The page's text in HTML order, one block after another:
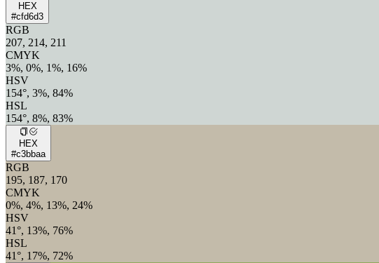
HEX
#cfd6d3
RGB
207, 214, 211
CMYK
3%, 0%, 1%, 16%
HSV
154°, 3%, 84%
HSL
154°, 8%, 83%
HEX
#c3bbaa
RGB
195, 187, 170
CMYK
0%, 4%, 13%, 24%
HSV
41°, 13%, 76%
HSL
41°, 17%, 72%